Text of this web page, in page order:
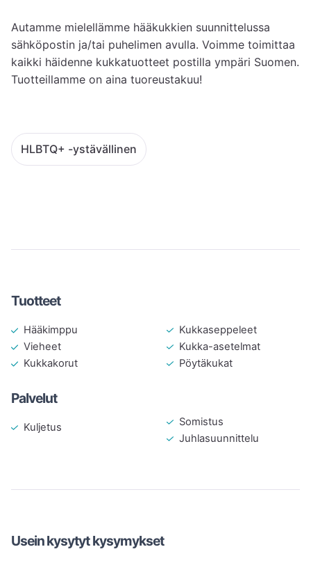
Autamme mielellämme hääkukkien suunnittelussa
sähköpostin ja/tai puhelimen avulla. Voimme toimittaa
kaikki häidenne kukkatuotteet postilla ympäri Suomen.
Tuotteillamme on aina tuoreustakuu!
HLBTQ+ -ystävällinen
Tuotteet
Hääkimppu
Vieheet
Kukkakorut
Kukkaseppeleet
Kukka-asetelmat
Pöytäkukat
Palvelut
Kuljetus
Somistus
Juhlasuunnittelu
Usein kysytyt kysymykset